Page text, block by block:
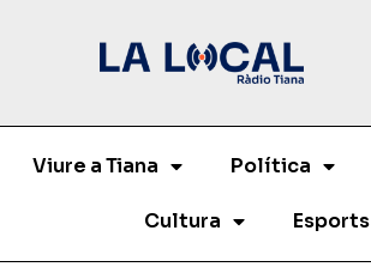
Viure a Tiana Política
Cultura Esports